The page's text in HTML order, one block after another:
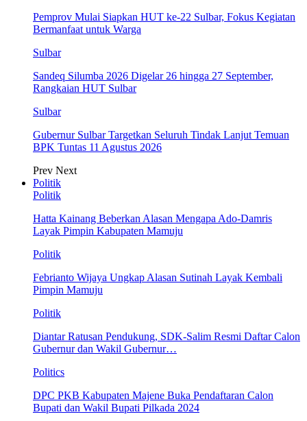
Pemprov Mulai Siapkan HUT ke-22 Sulbar, Fokus Kegiatan
Bermanfaat untuk Warga
Sulbar
Sandeq Silumba 2026 Digelar 26 hingga 27 September,
Rangkaian HUT Sulbar
Sulbar
Gubernur Sulbar Targetkan Seluruh Tindak Lanjut Temuan
BPK Tuntas 11 Agustus 2026
Prev Next
Politik
Politik
Hatta Kainang Beberkan Alasan Mengapa Ado-Damris
Layak Pimpin Kabupaten Mamuju
Politik
Febrianto Wijaya Ungkap Alasan Sutinah Layak Kembali
Pimpin Mamuju
Politik
Diantar Ratusan Pendukung, SDK-Salim Resmi Daftar Calon
Gubernur dan Wakil Gubernur…
Politics
DPC PKB Kabupaten Majene Buka Pendaftaran Calon
Bupati dan Wakil Bupati Pilkada 2024